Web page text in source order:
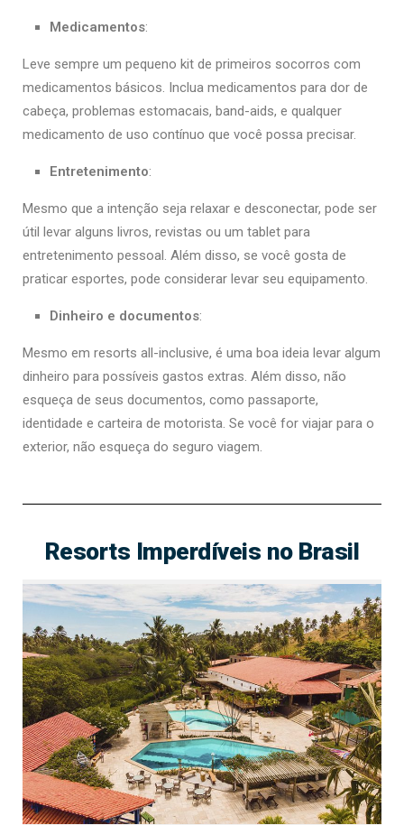
Medicamentos:
Leve sempre um pequeno kit de primeiros socorros com
medicamentos básicos. Inclua medicamentos para dor de
cabeça, problemas estomacais, band-aids, e qualquer
medicamento de uso contínuo que você possa precisar.
Entretenimento:
Mesmo que a intenção seja relaxar e desconectar, pode ser
útil levar alguns livros, revistas ou um tablet para
entretenimento pessoal. Além disso, se você gosta de
praticar esportes, pode considerar levar seu equipamento.
Dinheiro e documentos:
Mesmo em resorts all-inclusive, é uma boa ideia levar algum
dinheiro para possíveis gastos extras. Além disso, não
esqueça de seus documentos, como passaporte,
identidade e carteira de motorista. Se você for viajar para o
exterior, não esqueça do seguro viagem.
Resorts Imperdíveis no Brasil